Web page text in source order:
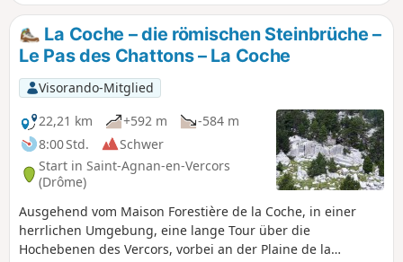
Aiguille bildet. ACHTUNG! Die Passage über das Geröllfeld
und den Pas du Fouillet zwischen Punkt (3) und Punkt (5) ist
derzeit gesperrt (Juli 2025). An Punkt (3) geht es geradeaus
weiter durch die Schluchten Serres und Maupas zum Pas
des Bachassons, Punkt (6), von wo aus Sie die Hütte Cabane
des Aiguillettes erreichen, Punkt (6), die sich ideal für eine
Picknickpause eignet. Anschließend kehren Sie zum Pas des
Bachassons zurück, um die Wanderung fortzusetzen.
La Coche – die römischen Steinbrüche –
Le Pas des Chattons – La Coche
Visorando-Mitglied
22,21 km
+592 m
-584 m
8:00 Std.
Schwer
Start in Saint-Agnan-en-Vercors
(Drôme)
Ausgehend vom Maison Forestière de la Coche, in einer
herrlichen Umgebung, eine lange Tour über die
Hochebenen des Vercors, vorbei an der Plaine de la